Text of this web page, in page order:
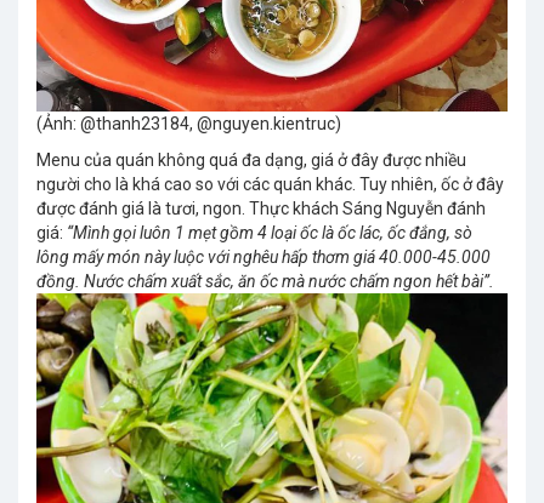
(Ảnh: @thanh23184, @nguyen.kientruc)
Menu của quán không quá đa dạng, giá ở đây được nhiều
người cho là khá cao so với các quán khác. Tuy nhiên, ốc ở đây
được đánh giá là tươi, ngon. Thực khách Sáng Nguyễn đánh
giá: “Mình gọi luôn 1 mẹt gồm 4 loại ốc là ốc lác, ốc đắng, sò
lông mấy món này luộc với nghêu hấp thơm giá 40.000-45.000
đồng. Nước chấm xuất sắc, ăn ốc mà nước chấm ngon hết bài”.